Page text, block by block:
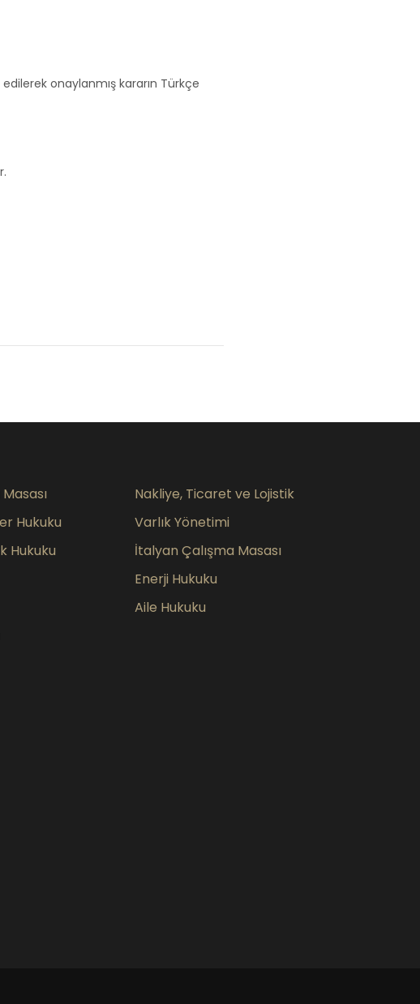
onaylanmış kararın Türkçe
Nakliye, Ticaret ve Lojistik
Hukuku
Varlık Yönetimi
Hukuku
İtalyan Çalışma Masası
Enerji Hukuku
Aile Hukuku